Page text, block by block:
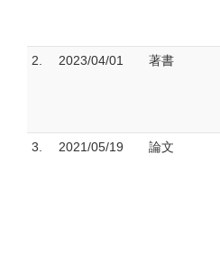
2. 2023/04/01 著書
3. 2021/05/19 論文